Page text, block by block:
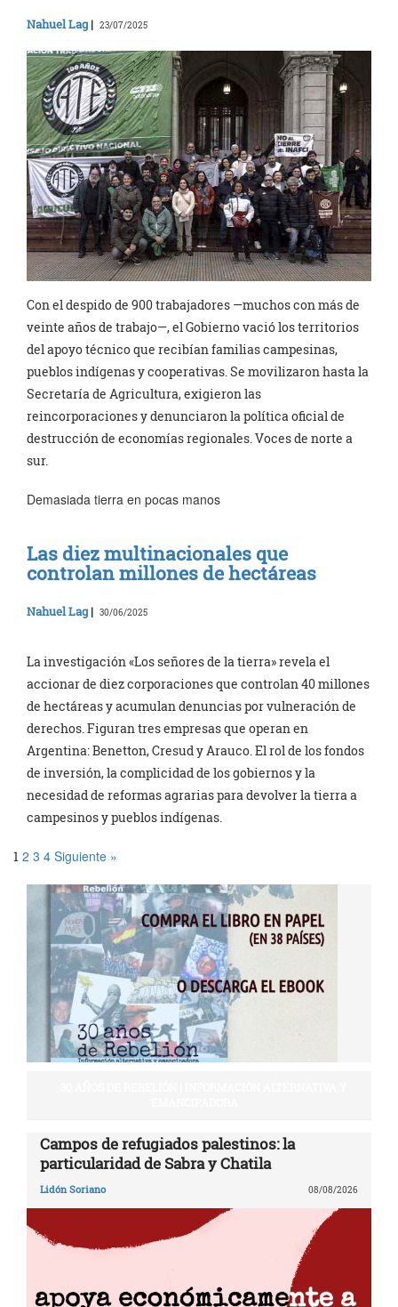
Nahuel Lag | 23/07/2025
Con el despido de 900 trabajadores —muchos con más de
veinte años de trabajo—, el Gobierno vació los territorios
del apoyo técnico que recibían familias campesinas,
pueblos indígenas y cooperativas. Se movilizaron hasta la
Secretaría de Agricultura, exigieron las
reincorporaciones y denunciaron la política oficial de
destrucción de economías regionales. Voces de norte a
sur.
Demasiada tierra en pocas manos
Las diez multinacionales que
controlan millones de hectáreas
Nahuel Lag | 30/06/2025
La investigación «Los señores de la tierra» revela el
accionar de diez corporaciones que controlan 40 millones
de hectáreas y acumulan denuncias por vulneración de
derechos. Figuran tres empresas que operan en
Argentina: Benetton, Cresud y Arauco. El rol de los fondos
de inversión, la complicidad de los gobiernos y la
necesidad de reformas agrarias para devolver la tierra a
campesinos y pueblos indígenas.
1 2 3 4 Siguiente »
Campos de refugiados palestinos: la
particularidad de Sabra y Chatila
Lidón Soriano 08/08/2026